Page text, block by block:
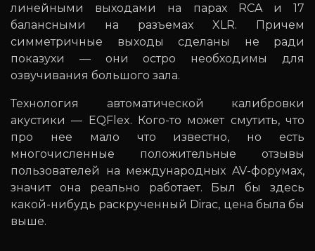
линейными выходами на парах RCA и 17
балансными на разъемах XLR. Причем
симметричные выходы сделаны не ради
показухи — они остро необходимы для
озвучивания большого зала.
Технология автоматической калибровки
акустики — EQFlex. Кого-то может смутить, что
про нее мало что известно, но есть
многочисленные положительные отзывы
пользователей на международных AV-форумах,
значит она реально работает. Был бы здесь
какой-нибудь раскрученный Dirac, цена была бы
выше.